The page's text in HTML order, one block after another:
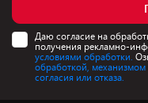
Даю согласие на
получения рекламно-
условиями обработки.
обработкой, механизмом
согласия или отказа.